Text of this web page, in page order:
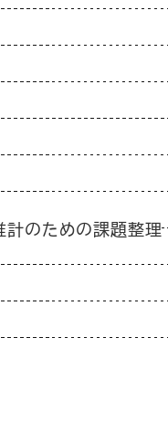
計のための課題整理